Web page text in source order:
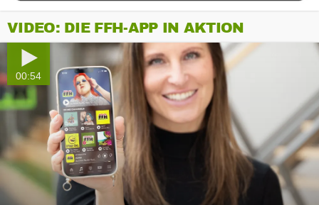
VIDEO: DIE FFH-APP IN AKTION
00:54